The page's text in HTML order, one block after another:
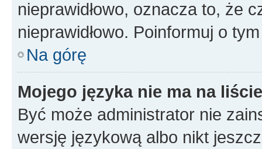
nieprawidłowo, oznacza to, że
nieprawidłowo. Poinformuj o
Na górę
Mojego języka nie ma na
Być może administrator nie
wersję językową albo nikt